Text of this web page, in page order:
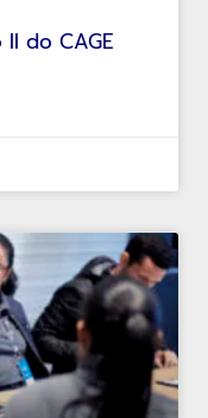
do CAGE